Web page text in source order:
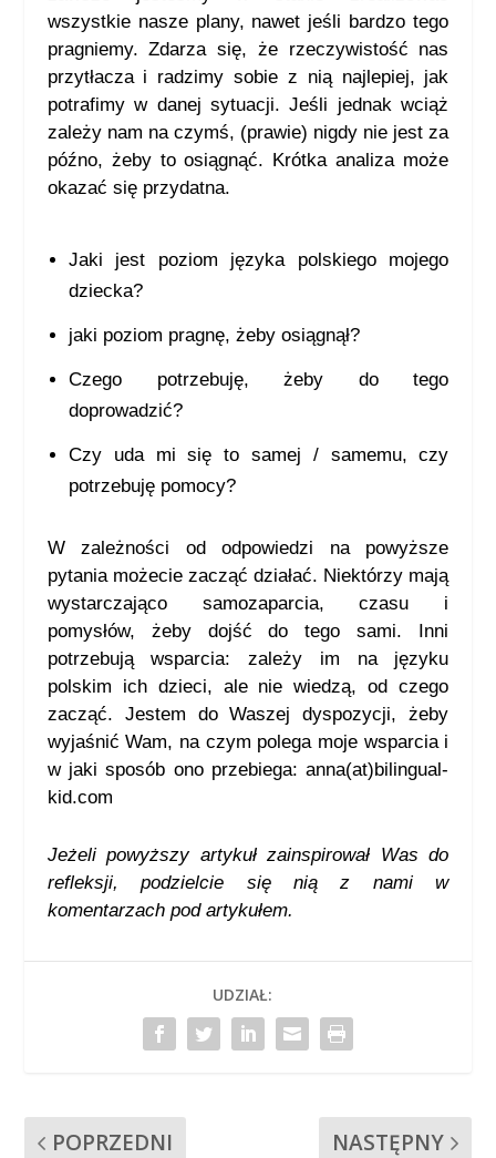
wszystkie nasze plany, nawet jeśli bardzo tego
pragniemy. Zdarza się, że rzeczywistość nas
przytłacza i radzimy sobie z nią najlepiej, jak
potrafimy w danej sytuacji. Jeśli jednak wciąż
zależy nam na czymś, (prawie) nigdy nie jest za
późno, żeby to osiągnąć. Krótka analiza może
okazać się przydatna.
Jaki jest poziom języka polskiego mojego
dziecka?
jaki poziom pragnę, żeby osiągnął?
Czego potrzebuję, żeby do tego
doprowadzić?
Czy uda mi się to samej / samemu, czy
potrzebuję pomocy?
W zależności od odpowiedzi na powyższe
pytania możecie zacząć działać. Niektórzy mają
wystarczająco samozaparcia, czasu i
pomysłów, żeby dojść do tego sami. Inni
potrzebują wsparcia: zależy im na języku
polskim ich dzieci, ale nie wiedzą, od czego
zacząć. Jestem do Waszej dyspozycji, żeby
wyjaśnić Wam, na czym polega moje wsparcia i
w jaki sposób ono przebiega: anna(at)bilingual-
kid.com
Jeżeli powyższy artykuł zainspirował Was do
refleksji, podzielcie się niąz nami w
komentarzach pod artykułem.
UDZIAŁ:
POPRZEDNI
NASTĘPNY